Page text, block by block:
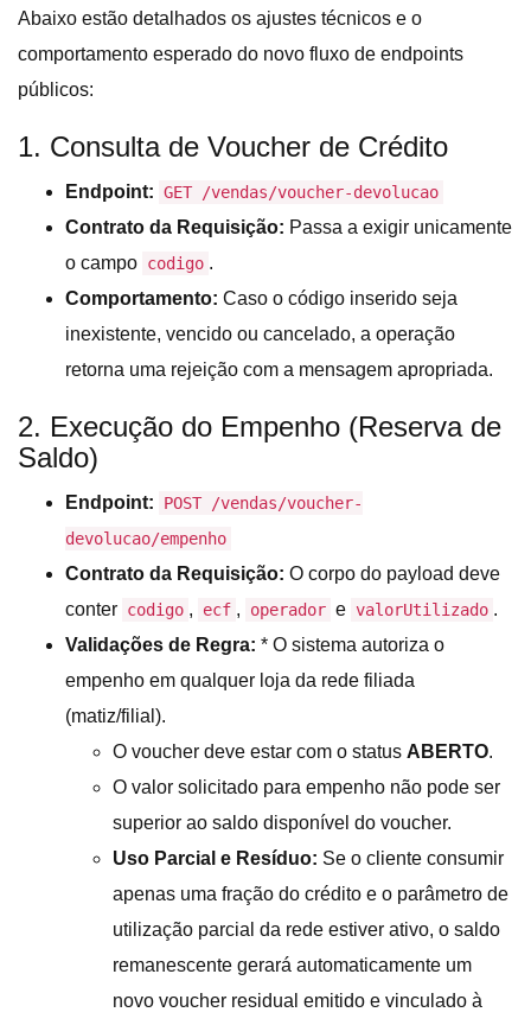
Abaixo estão detalhados os ajustes técnicos e o
comportamento esperado do novo fluxo de endpoints
públicos:
1. Consulta de Voucher de Crédito
Endpoint: GET /vendas/voucher-devolucao
Contrato da Requisição: Passa a exigir unicamente
o campo codigo .
Comportamento: Caso o código inserido seja
inexistente, vencido ou cancelado, a operação
retorna uma rejeição com a mensagem apropriada.
2. Execução do Empenho (Reserva de
Saldo)
Endpoint:
POST /vendas/voucher-
devolucao/empenho
Contrato da Requisição: O corpo do payload deve
conter codigo , ecf , operador e valorUtilizado .
Validações de Regra: * O sistema autoriza o
empenho em qualquer loja da rede filiada
(matiz/filial).
O voucher deve estar com o status ABERTO.
O valor solicitado para empenho não pode ser
superior ao saldo disponível do voucher.
Uso Parcial e Resíduo: Se o cliente consumir
apenas uma fração do crédito e o parâmetro de
utilização parcial da rede estiver ativo, o saldo
remanescente gerará automaticamente um
novo voucher residual emitido e vinculado à